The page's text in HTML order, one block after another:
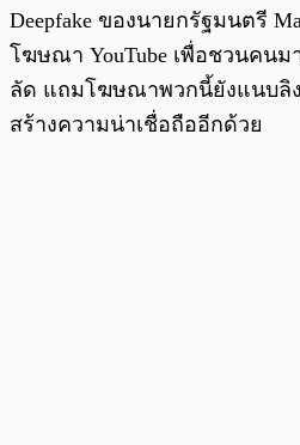
Deepfake ของนายกรัฐมนตรี
โฆษณา YouTube เพื่อชวนคนม
ลัด แถมโฆษณาพวกนี้ยังแนบลิ
สร้างความน่าเชื่อถืออีกด้วย